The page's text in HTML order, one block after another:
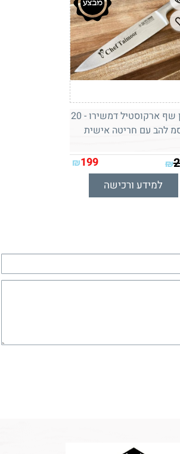
סכין שף ארקוסטיל דמשירו - 20
להב עם חריטה אישית
₪
₪199
למידע ורכישה